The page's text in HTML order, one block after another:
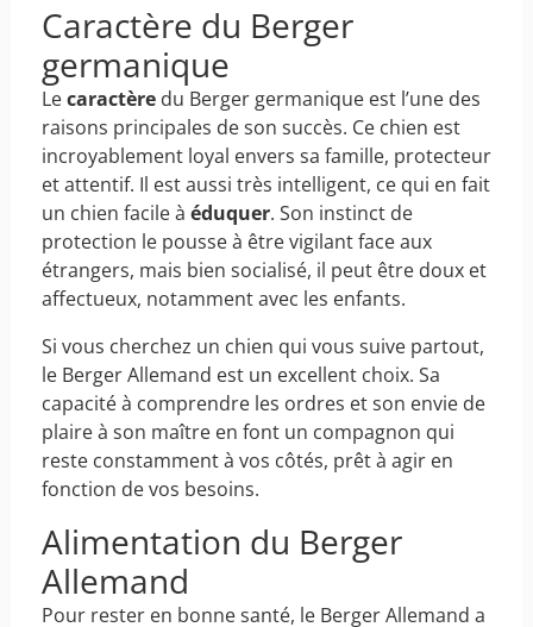
Caractère du Berger
germanique
Lecaractèredu Berger germanique est l’une des
raisons principales de son succès. Ce chien est
incroyablement loyal envers sa famille, protecteur
et attentif. Il est aussi très intelligent, ce qui en fait
un chien facile à éduquer. Son instinct de
protection le pousse à être vigilant face aux
étrangers, mais bien socialisé, il peut être doux et
affectueux, notamment avec les enfants.
Si vous cherchez un chien qui vous suive partout,
le Berger Allemand est un excellent choix. Sa
capacité à comprendre les ordres et son envie de
plaire à son maître en font un compagnon qui
reste constamment à vos côtés, prêt à agir en
fonction de vos besoins.
Alimentation du Berger
Allemand
Pour rester en bonne santé, le Berger Allemand a